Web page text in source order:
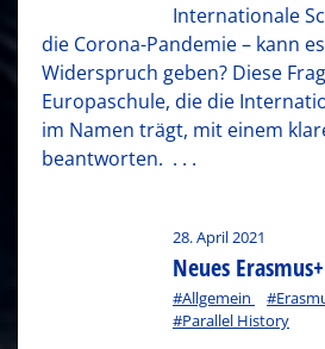
Internationale
die Corona-Pandemie – kann
Widerspruch geben? Diese
Europaschule, die die
im Namen trägt, mit einem
beantworten. . . .
28. April 2021
Neues
#Allgemein
#Parallel History